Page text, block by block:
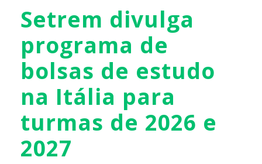
Setrem divulga
programa de
bolsas de estudo
na Itália para
turmas de 2026 e
2027